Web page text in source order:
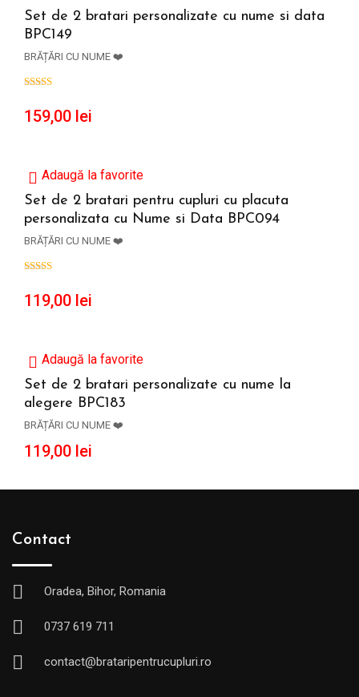
Set de 2 bratari personalizate cu nume si data
BPC149
BRĂȚĂRI CU NUME ❤️
159,00 lei
Adaugă la favorite
Set de 2 bratari pentru cupluri cu placuta
personalizata cu Nume si Data BPC094
BRĂȚĂRI CU NUME ❤️
119,00 lei
Adaugă la favorite
Set de 2 bratari personalizate cu nume la
alegere BPC183
BRĂȚĂRI CU NUME ❤️
119,00 lei
Contact
Oradea, Bihor, Romania
0737 619 711
contact@brataripentrucupluri.ro